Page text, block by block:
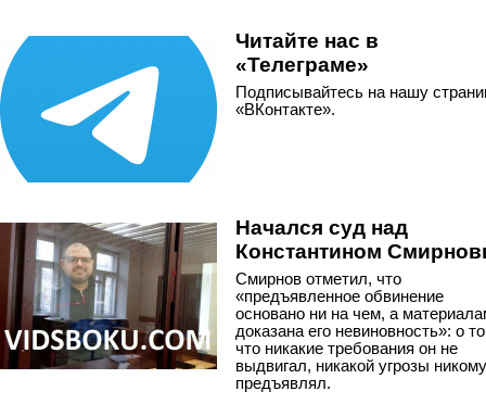
Читайте нас в
«Телеграме»
Подписывайтесь на нашу
«ВКонтакте».
Начался суд над
Константином
Смирнов отметил, что
«предъявленное обвинение
основано ни на чем, а
доказана его невиновность»: о
что никакие требования он не
выдвигал, никакой угрозы
предъявлял.